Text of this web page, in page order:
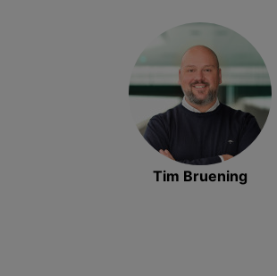
Tim Bruening